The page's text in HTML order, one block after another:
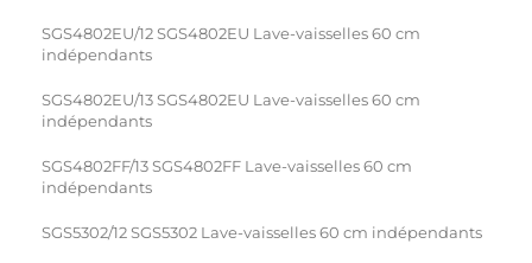
SGS4802EU/12 SGS4802EU Lave-vaisselles 60 cm
indépendants
SGS4802EU/13 SGS4802EU Lave-vaisselles 60 cm
indépendants
SGS4802FF/13 SGS4802FF Lave-vaisselles 60 cm
indépendants
SGS5302/12 SGS5302 Lave-vaisselles 60 cm indépendants